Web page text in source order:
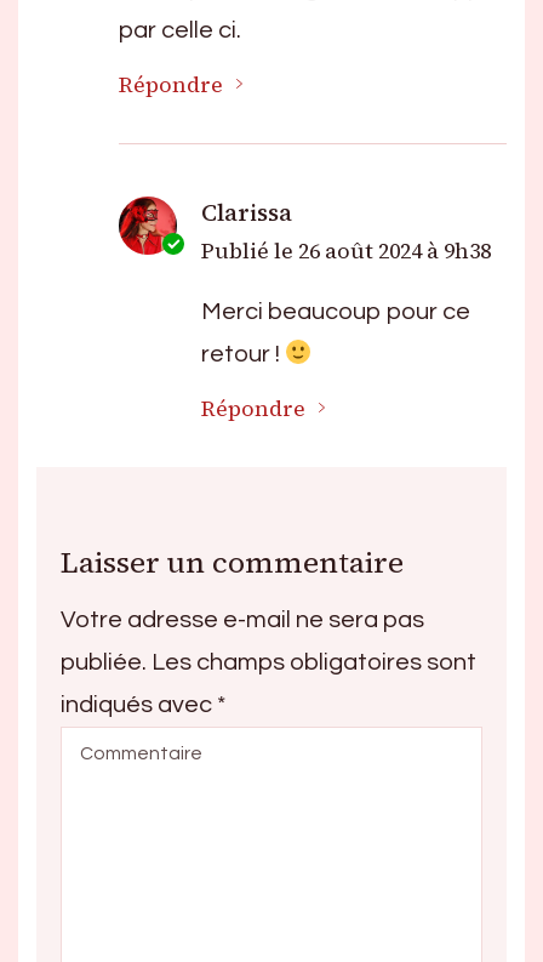
par celle ci.
Répondre
Clarissa
Publié le 26 août 2024 à 9h38
Merci beaucoup pour ce
retour !
Répondre
Laisser un commentaire
Votre adresse e-mail ne sera pas
publiée. Les champs obligatoires sont
indiqués avec *